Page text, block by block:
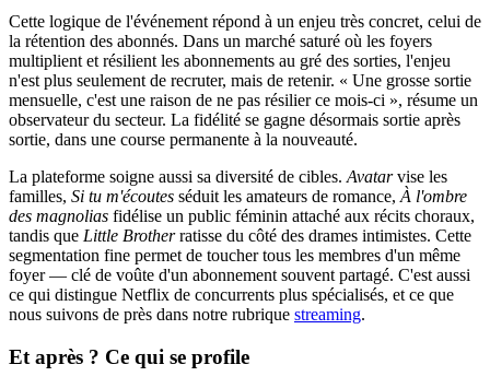
Cette logique de l'événement répond à un enjeu très concret, celui de
la rétention des abonnés. Dans un marché saturé où les foyers
multiplient et résilient les abonnements au gré des sorties, l'enjeu
n'est plus seulement de recruter, mais de retenir. « Une grosse sortie
mensuelle, c'est une raison de ne pas résilier ce mois-ci », résume un
observateur du secteur. La fidélité se gagne désormais sortie après
sortie, dans une course permanente à la nouveauté.
La plateforme soigne aussi sa diversité de cibles. Avatarvise les
familles, Si tu m'écoutes séduit les amateurs de romance, À l'ombre
des magnolias fidélise un public féminin attaché aux récits choraux,
tandis que Little Brotherratisse du côté des drames intimistes. Cette
segmentation fine permet de toucher tous les membres d'un même
foyer — clé de voûte d'un abonnement souvent partagé. C'est aussi
ce qui distingue Netflix de concurrents plus spécialisés, et ce que
nous suivons de près dans notre rubrique streaming.
Et après ? Ce qui se profile